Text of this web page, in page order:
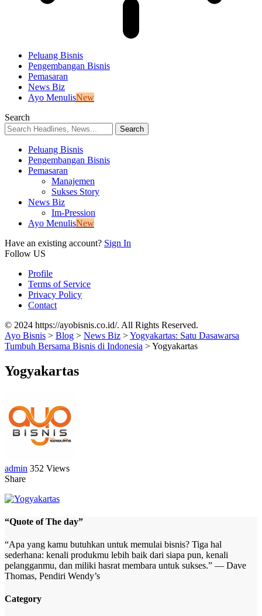
Peluang Bisnis
Pengembangan Bisnis
Pemasaran
News Biz
Ayo MenulisNew
Search
Peluang Bisnis
Pengembangan Bisnis
Pemasaran
Manajemen
Sukses Story
News Biz
Im-Pression
Ayo MenulisNew
Have an existing account? Sign In
Follow US
Profile
Terms of Service
Privacy Policy
Contact
© 2024 https://ayobisnis.co.id/. All Rights Reserved.
Ayo Bisnis > Blog > News Biz >Yogyakartas: Satu Dasawarsa
Tumbuh Bersama Bisnis di Indonesia >Yogyakartas
Yogyakartas
admin 352 Views
Share
“Quote of The day”
“Apa yang kamu butuhkan untuk memulai bisnis? Tiga hal
sederhana: kenali produkmu lebih baik dari siapa pun, kenali
pelangganmu, dan miliki hasrat membara untuk sukses.” — Dave
Thomas, Pendiri Wendy’s
Category